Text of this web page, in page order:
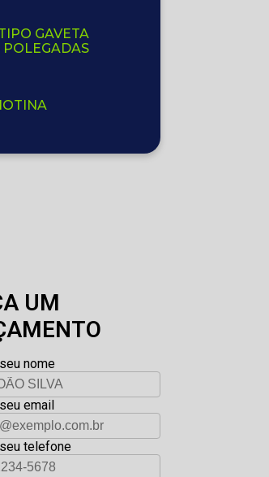
GAVETA
POLEGADAS
UM
nome
email
telefone